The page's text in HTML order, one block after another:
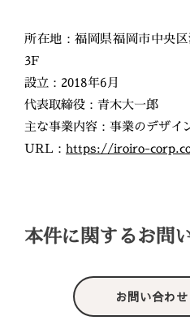
所在地：福岡県福岡市中央
3F
設立：2018年6月
代表取締役：青木大一郎
主な事業内容：事業のデザイ
URL： https://iroiro-
本件に関するお問
お問い合わ